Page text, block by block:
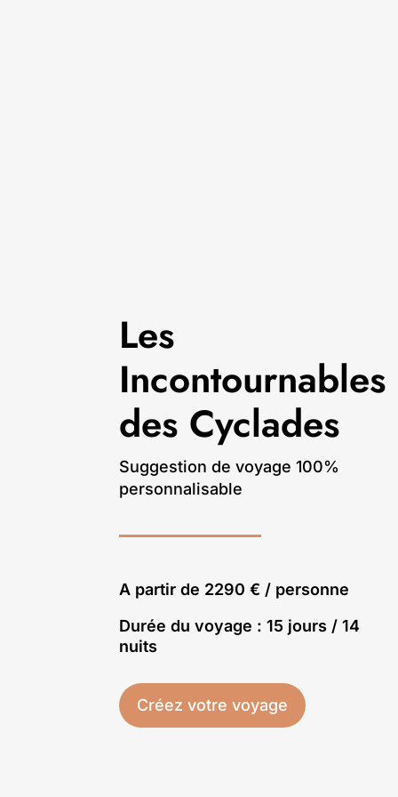
Les
Incontournables
des Cyclades
Suggestion de voyage 100%
personnalisable
A partir de 2290 € / personne
Durée du voyage : 15 jours / 14
nuits
Créez votre voyage